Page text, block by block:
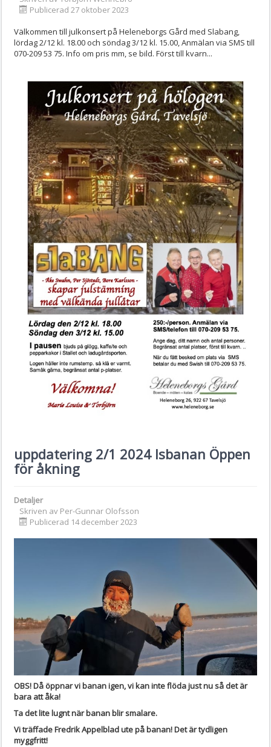
Publicerad 27 oktober 2023
Välkommen till julkonsert på Heleneborgs Gård med Slabang,
lördag 2/12 kl. 18.00 och söndag 3/12 kl. 15.00, Anmälan via SMS till
070-209 53 75. Info om pris mm, se bild. Först till kvarn...
uppdatering 2/1 2024 Isbanan Öppen
för åkning
Detaljer
Skriven av Per-Gunnar Olofsson
Publicerad 14 december 2023
OBS! Då öppnar vi banan igen, vi kan inte flöda just nu så det är
bara att åka!
Ta det lite lugnt när banan blir smalare.
Vi träffade Fredrik Appelblad ute på banan! Det är tydligen
myggfritt!